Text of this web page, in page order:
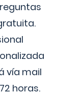
vía mail
horas.